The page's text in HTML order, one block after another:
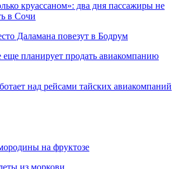
круассаном»: два дня пассажиры не
в Сочи
Даламана повезут в Бодрум
еще планирует продать авиакомпанию
над рейсами тайских авиакомпаний
на фруктозе
из моркови